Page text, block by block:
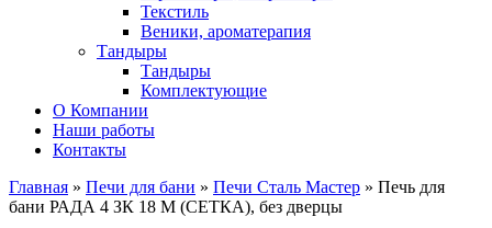
Текстиль
Веники, ароматерапия
Тандыры
Тандыры
Комплектующие
О Компании
Наши работы
Контакты
Главная » Печи для бани » Печи Сталь Мастер » Печь для
бани РАДА 4 ЗК 18 М (СЕТКА), без дверцы